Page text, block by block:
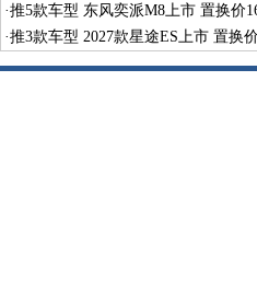
·推5款车型 东风奕派M8上市 置换价
·推3款车型 2027款星途ES上市 置换